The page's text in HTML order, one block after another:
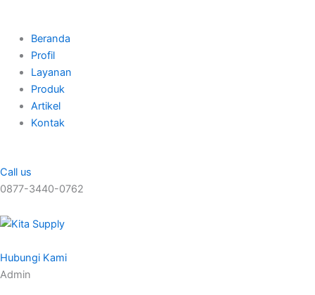
Beranda
Profil
Layanan
Produk
Artikel
Kontak
Call us
0877-3440-0762
Hubungi Kami
Admin